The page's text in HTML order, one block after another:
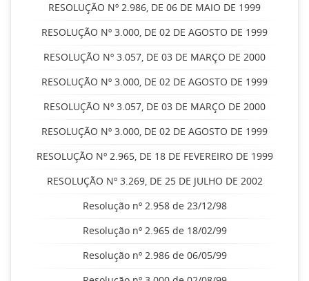
RESOLUÇÃO Nº 2.986, DE 06 DE MAIO DE 1999
RESOLUÇÃO Nº 3.000, DE 02 DE AGOSTO DE 1999
RESOLUÇÃO Nº 3.057, DE 03 DE MARÇO DE 2000
RESOLUÇÃO Nº 3.000, DE 02 DE AGOSTO DE 1999
RESOLUÇÃO Nº 3.057, DE 03 DE MARÇO DE 2000
RESOLUÇÃO Nº 3.000, DE 02 DE AGOSTO DE 1999
RESOLUÇÃO Nº 2.965, DE 18 DE FEVEREIRO DE 1999
RESOLUÇÃO Nº 3.269, DE 25 DE JULHO DE 2002
Resolução nº 2.958 de 23/12/98
Resolução nº 2.965 de 18/02/99
Resolução nº 2.986 de 06/05/99